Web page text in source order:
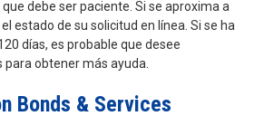
debe ser paciente. Si se aproxima a
estado de su solicitud en línea. Si se ha
días, es probable que desee
obtener más ayuda.
Bonds & Services